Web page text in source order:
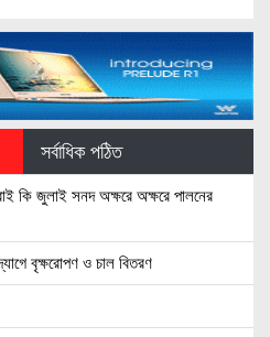
সর্বাধিক পঠিত
কি জুলাই সনদ অক্ষরে অক্ষরে পালনের
বৃক্ষরোপণ ও চাল বিতরণ